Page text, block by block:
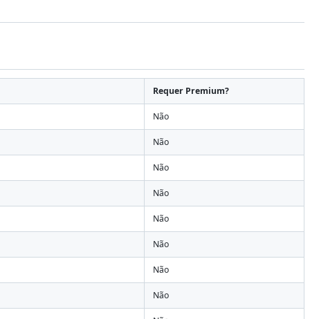
Requer Premium?
Não
Não
Não
Não
Não
Não
Não
Não